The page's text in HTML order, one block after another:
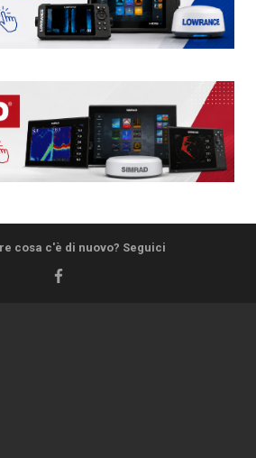
cosa c'è di nuovo? Seguici